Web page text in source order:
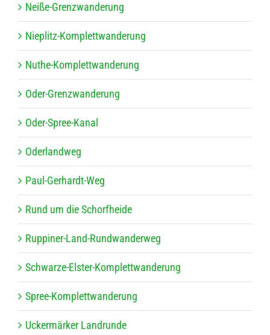
Neiße-Grenz­wan­de­rung
Nie­plitz-Kom­plett­wan­de­rung
Nuthe-Kom­plett­wan­de­rung
Oder-Grenz­wan­de­rung
Oder-Spree-Kanal
Oder­land­weg
Paul-Ger­hardt-Weg
Rund um die Schorfheide
Rup­pi­ner-Land-Rund­wan­der­weg
Schwarze-Els­ter-Kom­plett­wan­de­rung
Spree-Kom­plett­wan­de­rung
Ucker­mär­ker Landrunde